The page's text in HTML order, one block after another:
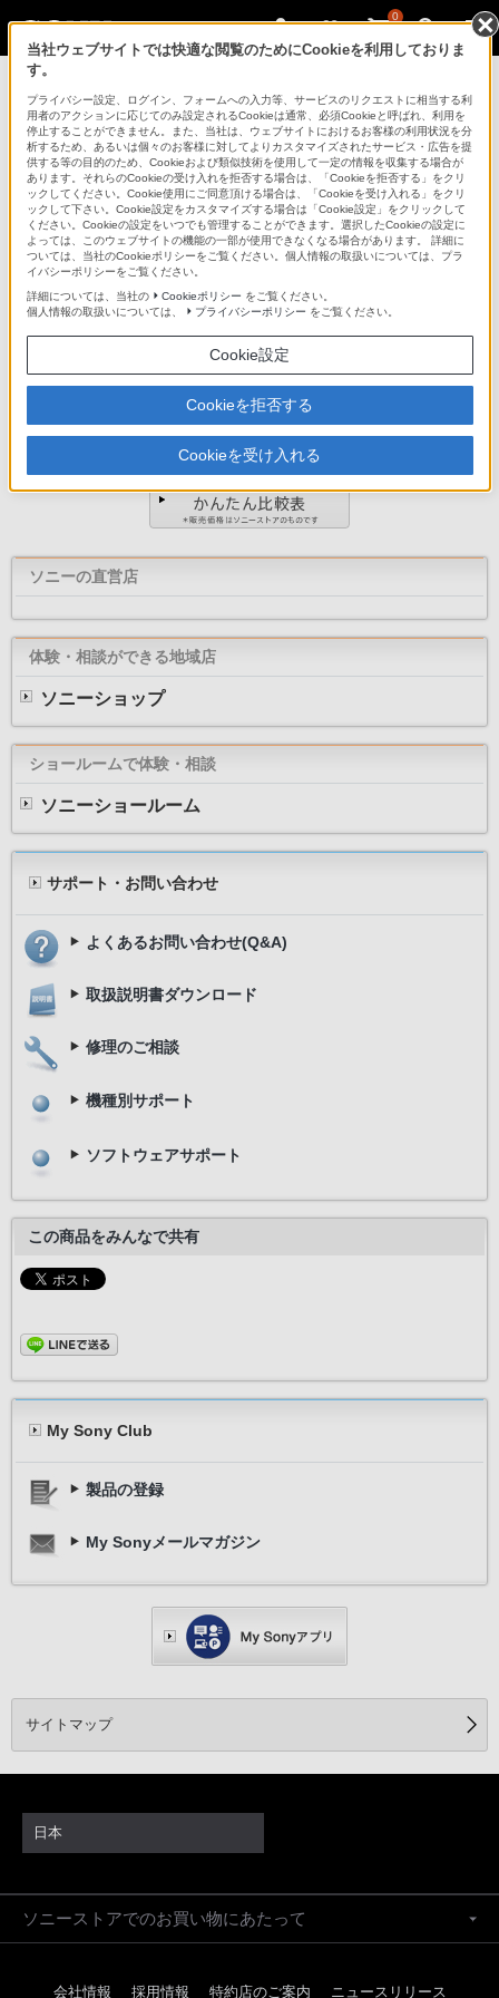
0
AC-SQ950A
ACアダプター／チャージャー AC-SQ950A
対応商品・アクセサリー
スタイリッシュコンパクトモデル(4)
ポータブルビデオレコーダー(2)
ページトップへ
ソニーの直営店
体験・相談ができる地域店
ソニーショップ
ショールームで体験・相談
ソニーショールーム
サポート・お問い合わせ
よくあるお問い合わせ(Q&A)
取扱説明書ダウンロード
修理のご相談
機種別サポート
ソフトウェアサポート
この商品をみんなで共有
My Sony Club
製品の登録
My Sonyメールマガジン
サイトマップ
日本
ソニーストアでのお買い物にあたって
会社情報 採用情報 特約店のご案内 ニュースリリース
当社ウェブサイトでは快適な閲覧のためにCookieを利用しておりま
す。
プライバシー設定、ログイン、フォームへの入力等、サービスのリクエストに相当する利
用者のアクションに応じてのみ設定されるCookieは通常、必須Cookieと呼ばれ、利用を
停止することができません。また、当社は、ウェブサイトにおけるお客様の利用状況を分
析するため、あるいは個々のお客様に対してよりカスタマイズされたサービス・広告を提
供する等の目的のため、Cookieおよび類似技術を使用して一定の情報を収集する場合が
あります。それらのCookieの受け入れを拒否する場合は、「Cookieを拒否する」をクリ
ックしてください。Cookie使用にご同意頂ける場合は、「Cookieを受け入れる」をクリ
ックして下さい。Cookie設定をカスタマイズする場合は「Cookie設定」をクリックして
ください。Cookieの設定をいつでも管理することができます。選択したCookieの設定に
よっては、このウェブサイトの機能の一部が使用できなくなる場合があります。 詳細に
ついては、当社のCookieポリシーをご覧ください。個人情報の取扱いについては、プラ
イバシーポリシーをご覧ください。
詳細については、当社の
Cookieポリシー をご覧ください。
個人情報の取扱いについては、
プライバシーポリシー をご覧ください。
Cookie設定
Cookieを拒否する
Cookieを受け入れる